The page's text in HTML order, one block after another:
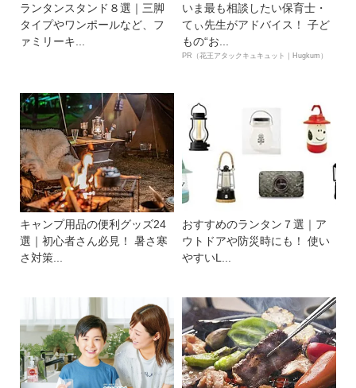
ランタンスタンド８選｜三脚
タイプやワンポールなど、フ
ァミリーキ...
いま最も相談したい保育士・
てぃ先生がアドバイス！ 子ど
もの“お...
PR（花王アタックキュキュット｜Hugkum）
キャンプ用品の便利グッズ24
選｜初心者さん必見！ 暑さ寒
さ対策...
おすすめのランタン７選｜ア
ウトドアや防災時にも！ 使い
やすいL...